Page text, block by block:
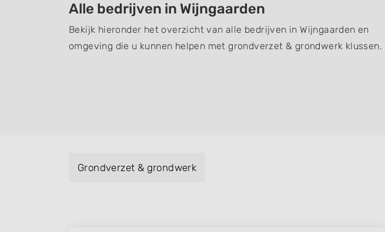
Alle bedrijven in Wijngaarden
Bekijk hieronder het overzicht van alle bedrijven in Wijngaarden en
omgeving die u kunnen helpen met grondverzet & grondwerk klussen.
Grondverzet & grondwerk